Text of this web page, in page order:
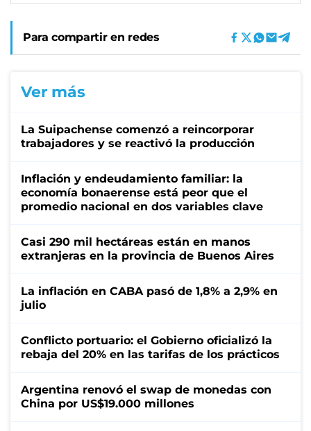
Para compartir en redes
Ver más
La Suipachense comenzó a reincorporar
trabajadores y se reactivó la producción
Inflación y endeudamiento familiar: la
economía bonaerense está peor que el
promedio nacional en dos variables clave
Casi 290 mil hectáreas están en manos
extranjeras en la provincia de Buenos Aires
La inflación en CABA pasó de 1,8% a 2,9% en
julio
Conflicto portuario: el Gobierno oficializó la
rebaja del 20% en las tarifas de los prácticos
Argentina renovó el swap de monedas con
China por US$19.000 millones